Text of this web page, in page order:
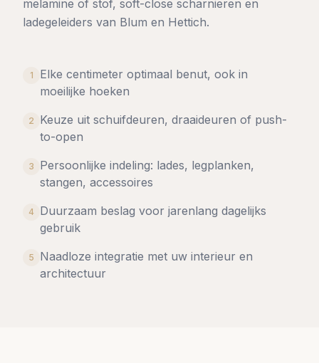
melamine of stof, soft-close scharnieren en
ladegeleiders van Blum en Hettich.
1
Elke centimeter optimaal benut, ook in
moeilijke hoeken
2
Keuze uit schuifdeuren, draaideuren of push-
to-open
3
Persoonlijke indeling: lades, legplanken,
stangen, accessoires
4
Duurzaam beslag voor jarenlang dagelijks
gebruik
5
Naadloze integratie met uw interieur en
architectuur